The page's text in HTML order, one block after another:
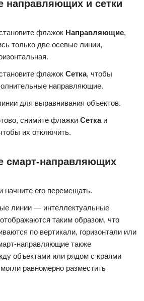
направляющих и сетки
флажок Направляющие,
только две осевые линии,
флажок Сетка, чтобы
направляющие.
для выравнивания объектов.
снимите флажки Сеткаи
их отключить.
смарт-направляющих
начните его перемещать.
линии — интеллектуальные
таким образом, что
по вертикали, горизонтали или
направляющие также
объектами или рядом с краями
равномерно разместить